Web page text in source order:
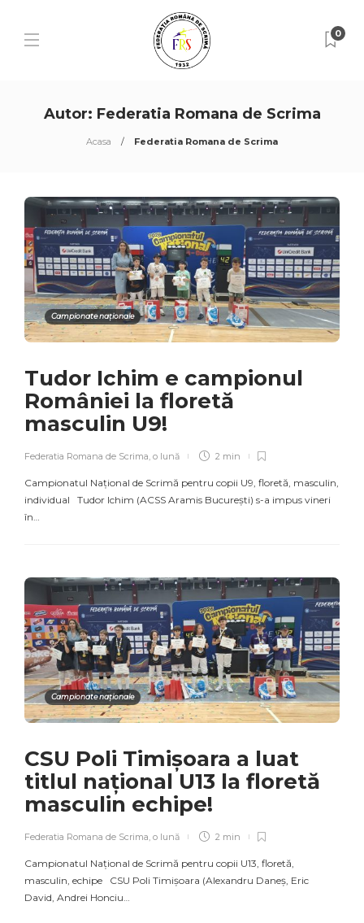
0
Autor: Federatia Romana de Scrima
Acasa Federatia Romana de Scrima
Campionate naționale
Tudor Ichim e campionul
României la floretă
masculin U9!
Federatia Romana de Scrima, o lună 2 min
Campionatul Național de Scrimă pentru copii U9, floretă, masculin,
individual Tudor Ichim (ACSS Aramis București) s-a impus vineri
în…
Campionate naționale
CSU Poli Timișoara a luat
titlul național U13 la floretă
masculin echipe!
Federatia Romana de Scrima, o lună 2 min
Campionatul Național de Scrimă pentru copii U13, floretă,
masculin, echipe CSU Poli Timișoara (Alexandru Daneș, Eric
David, Andrei Honciu…